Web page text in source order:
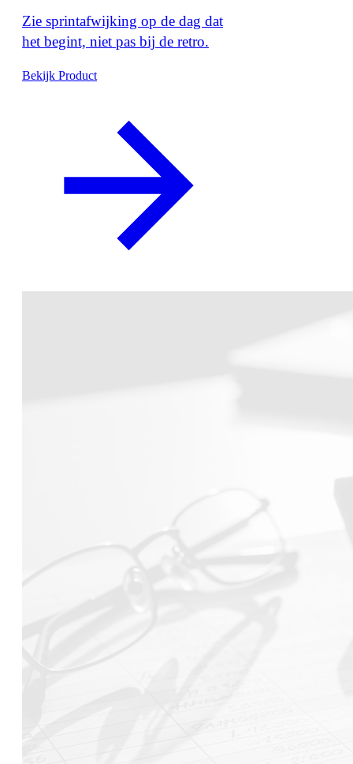
Zie sprintafwijking op de dag dat
het begint, niet pas bij de retro.
Bekijk Product